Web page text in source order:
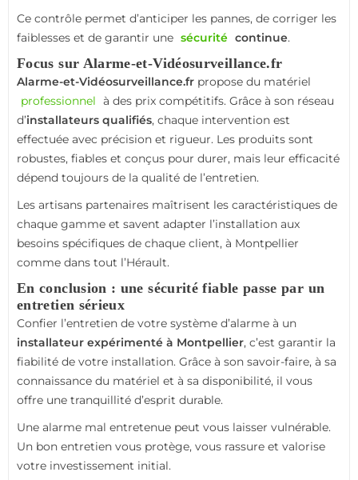
Ce contrôle permet d’anticiper les pannes, de corriger les
faiblesses et de garantir une sécurité continue.
Focus sur Alarme-et-Vidéosurveillance.fr
Alarme-et-Vidéosurveillance.fr propose du matériel
professionnel à des prix compétitifs. Grâce à son réseau
d’installateurs qualifiés, chaque intervention est
effectuée avec précision et rigueur. Les produits sont
robustes, fiables et conçus pour durer, mais leur efficacité
dépend toujours de la qualité de l’entretien.
Les artisans partenaires maîtrisent les caractéristiques de
chaque gamme et savent adapter l’installation aux
besoins spécifiques de chaque client, à Montpellier
comme dans tout l’Hérault.
En conclusion : une sécurité fiable passe par un
entretien sérieux
Confier l’entretien de votre système d’alarme à un
installateur expérimenté à Montpellier, c’est garantir la
fiabilité de votre installation. Grâce à son savoir-faire, à sa
connaissance du matériel et à sa disponibilité, il vous
offre une tranquillité d’esprit durable.
Une alarme mal entretenue peut vous laisser vulnérable.
Un bon entretien vous protège, vous rassure et valorise
votre investissement initial.